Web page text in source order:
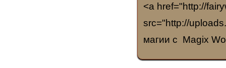
<a href="http://
src="http://
магии с Magix